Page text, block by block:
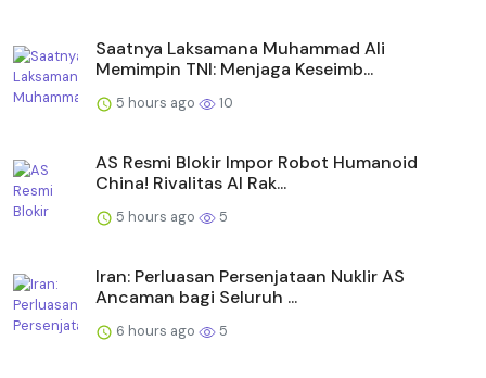
Saatnya Laksamana Muhammad Ali
Memimpin TNI: Menjaga Keseimb...
5 hours ago 10
AS Resmi Blokir Impor Robot Humanoid
China! Rivalitas AI Rak...
5 hours ago 5
Iran: Perluasan Persenjataan Nuklir AS
Ancaman bagi Seluruh ...
6 hours ago 5